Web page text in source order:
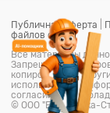
Публичная оферта
файлов cookie
Все материалы
Запрещается
копирования на
использование
согласия
© ООО "Барабашка-